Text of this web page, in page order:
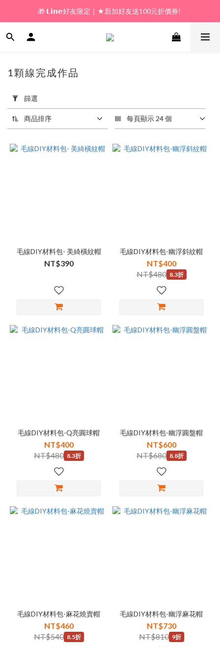
🎁 新好友購物金｜★加入新會員領券送100元!
🎁 𝗟𝗶𝗻𝗲好友限定｜★新加好友送100元折價券!
🎁 新好友購物金｜★加入新會員領券送100元!
套
篩
選
(0/20)
價格
1顆線完成作品
篩選
商品排序 每頁顯示 24 個
毛線DIY材料包- 美綺橫紋帽
NT$390
毛線DIY材料包-幽浮斜紋帽
NT$400
NT$480 8.3折
毛線DIY材料包-Q亮圓球帽
NT$400
NT$480 8.3折
毛線DIY材料包-幽浮圓盤帽
NT$600
NT$680 8.8折
毛線DIY材料包-麻花燒賣帽
NT$460
NT$540 8.5折
毛線DIY材料包-幽浮麻花帽
NT$730
NT$810 9折